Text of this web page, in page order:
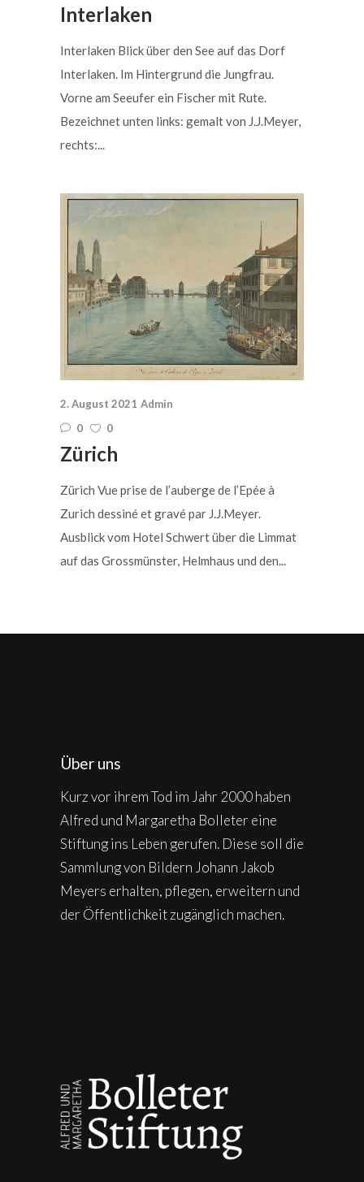
Interlaken
Interlaken Blick über den See auf das Dorf
Interlaken. Im Hintergrund die Jungfrau.
Vorne am Seeufer ein Fischer mit Rute.
Bezeichnet unten links: gemalt von J.J.Meyer,
rechts:...
2. August 2021 Admin
0
0
Zürich
Zürich Vue prise de l’auberge de l’Epée à
Zurich dessiné et gravé par J.J.Meyer.
Ausblick vom Hotel Schwert über die Limmat
auf das Grossmünster, Helmhaus und den...
Über uns
Kurz vor ihrem Tod im Jahr 2000 haben
Alfred und Margaretha Bolleter eine
Stiftung ins Leben gerufen. Diese soll die
Sammlung von Bildern Johann Jakob
Meyers erhalten, pflegen, erweitern und
der Öffentlichkeit zugänglich machen.